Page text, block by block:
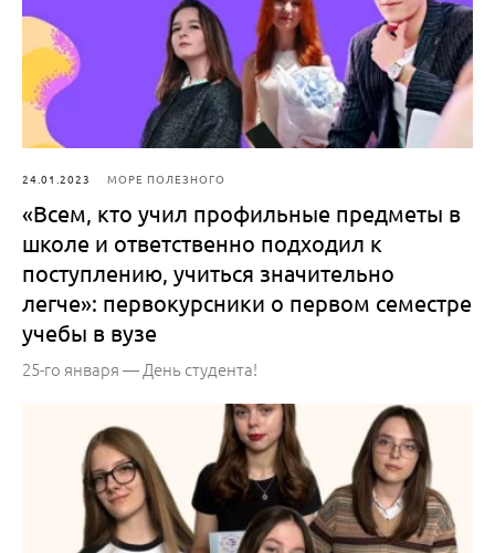
24.01.2023 МОРЕ ПОЛЕЗНОГО
«Всем, кто учил профильные предметы в
школе и ответственно подходил к
поступлению, учиться значительно
легче»: первокурсники о первом семестре
учебы в вузе
25-го января — День студента!